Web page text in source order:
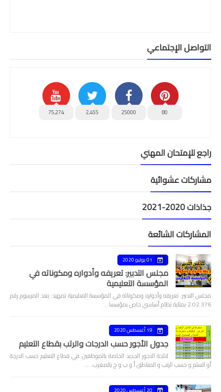
التواصل الإجتماعي
80
25000
2,455
75,274
راجع للإمتحان المهني
مشاركات عشوائية
جذاذات 2020-2021
المشاركات الشائعة
01 يوليو 2020
مجلس التدبير: تعريفه وأدواره ومكوناته في
المؤسسة التعليمية
مجلس التدبير: تعريفه وأدواره ومكوناته في المؤسسة التعليمية تمهيد: يعد المرسوم رقم
2.02.376 بمثابة نظام أساسي خاص بمؤسسا…
19 أغسطس 2020
جدول الأجور حسب الدرجات والرتب بقطاع التعليم
لائحة الاجور الجديد الخاصة بالموظفين في قطاع التعليم حسب الدرجة
أو السلم و حسب الرتب و المناطق أ و ب و ج بالمغرب. …